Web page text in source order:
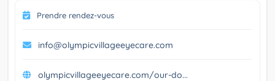
Prendre rendez-vous
info@olympicvillageeyecare.com
olympicvillageeyecare.com/our-do...